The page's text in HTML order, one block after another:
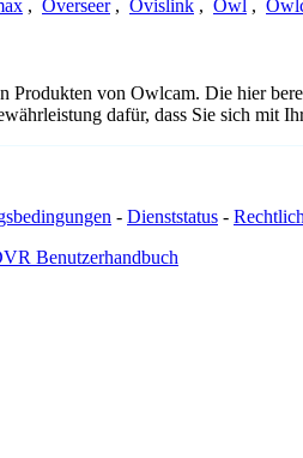
, Overseer , Ovislink , Owl ,
von Owlcam. Die hier
dafür, dass Sie sich mit
- Dienststatus -
Benutzerhandbuch